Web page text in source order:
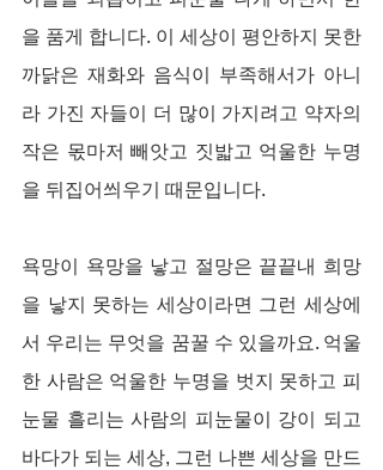
을 품게 합니다. 이 세상이 평안하지 못한
까닭은 재화와 음식이 부족해서가 아니
라 가진 자들이 더 많이 가지려고 약자의
작은 몫마저 빼앗고 짓밟고 억울한 누명
을 뒤집어씌우기 때문입니다.
욕망이 욕망을 낳고 절망은 끝끝내 희망
을 낳지 못하는 세상이라면 그런 세상에
서 우리는 무엇을 꿈꿀 수 있을까요. 억울
한 사람은 억울한 누명을 벗지 못하고 피
눈물 흘리는 사람의 피눈물이 강이 되고
바다가 되는 세상, 그런 나쁜 세상을 만드